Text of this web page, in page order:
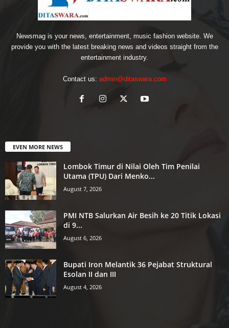
Newsmag is your news, entertainment, music fashion website. We
provide you with the latest breaking news and videos straight from the
entertainment industry.
Contact us: admin@ditaswara.com
EVEN MORE NEWS
Lombok Timur di Nilai Oleh Tim Penilai
Utama (TPU) Dari Menko...
August 7, 2026
PMI NTB Salurkan Air Besih ke 20 Titik Lokasi
di 9...
August 6, 2026
Bupati Iron Melantik 36 Pejabat Struktural
Esolan II dan III
August 4, 2026